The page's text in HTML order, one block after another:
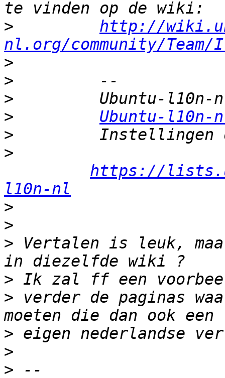
>
http://
nl.org/community/
>
>
>
>
Ubuntu-
>
>
https://
l10n-nl
>
>
> Vertalen is leuk,
>
> verder de paginas
>
>
>